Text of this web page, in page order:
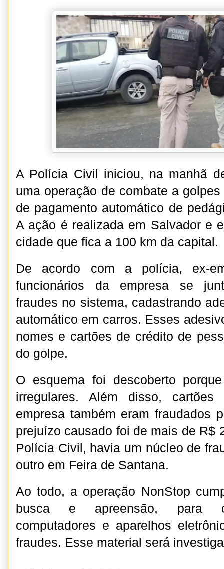
A Polícia Civil iniciou, na manhã
uma operação de combate a
de pagamento automático de
A ação é realizada em Salvador e
cidade que fica a 100 km da capital.
De acordo com a polícia, ex-
funcionários da empresa se
fraudes no sistema, cadastrando
automático em carros. Esses
nomes e cartões de crédito de
do golpe.
O esquema foi descoberto
irregulares. Além disso,
empresa também eram fraudados
prejuízo causado foi de mais de R$
Polícia Civil, havia um núcleo de
outro em Feira de Santana.
Ao todo, a operação NonStop
busca e apreensão, para
computadores e aparelhos
fraudes. Esse material será